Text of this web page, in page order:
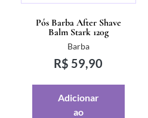
Pós Barba After Shave
Balm Stark 120g
Barba
R$ 59,90
Adicionar
ao